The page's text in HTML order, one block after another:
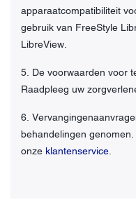
apparaatcompatibiliteit
gebruik van FreeStyle
LibreView.
5. De voorwaarden voor
Raadpleeg uw
6.
behandelingen
onze klantenservice